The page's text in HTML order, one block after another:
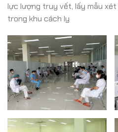
lực lượng truy vết, lấy mẫu xét
trong khu cách ly